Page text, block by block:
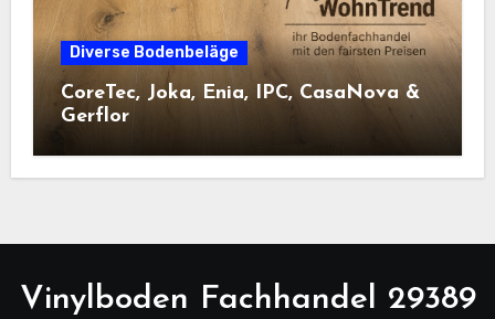
Diverse Bodenbeläge
CoreTec, Joka, Enia, IPC, CasaNova &
Gerflor
Vinylboden Fachhandel 29389